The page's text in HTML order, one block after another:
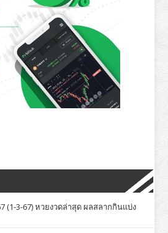
(1-3-67) หวยงวดล่าสุด ผลสลากกินแบ่ง